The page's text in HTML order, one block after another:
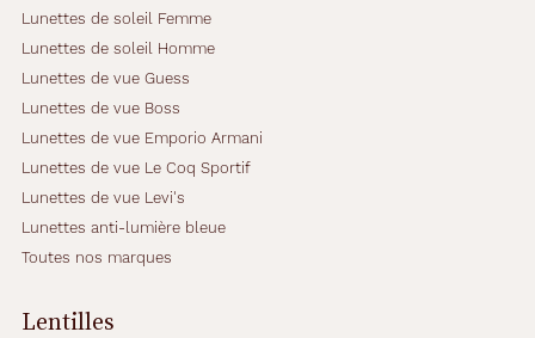
Lunettes de soleil Femme
Lunettes de soleil Homme
Lunettes de vue Guess
Lunettes de vue Boss
Lunettes de vue Emporio Armani
Lunettes de vue Le Coq Sportif
Lunettes de vue Levi's
Lunettes anti-lumière bleue
Toutes nos marques
Lentilles